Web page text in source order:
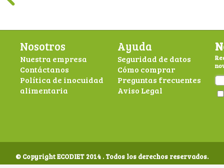
Nosotros
Nuestra empresa
Contáctanos
Política de inocuidad
alimentaria
Ayuda
Seguridad de datos
Cómo comprar
Preguntas frecuentes
Aviso Legal
© Copyright ECODIET 2014 . Todos los derechos reservados.